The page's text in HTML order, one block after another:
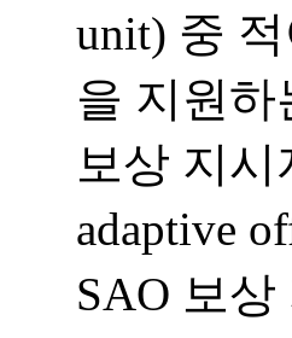
unit) 중
을 지원
보상 지시
adaptive
SAO 보